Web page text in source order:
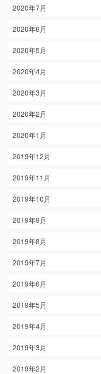
2020年7月
2020年6月
2020年5月
2020年4月
2020年3月
2020年2月
2020年1月
2019年12月
2019年11月
2019年10月
2019年9月
2019年8月
2019年7月
2019年6月
2019年5月
2019年4月
2019年3月
2019年2月